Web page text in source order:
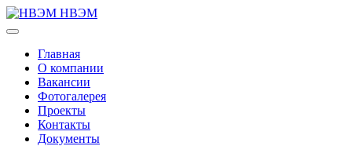
НВЭМ
Главная
О компании
Вакансии
Фотогалерея
Проекты
Контакты
Документы